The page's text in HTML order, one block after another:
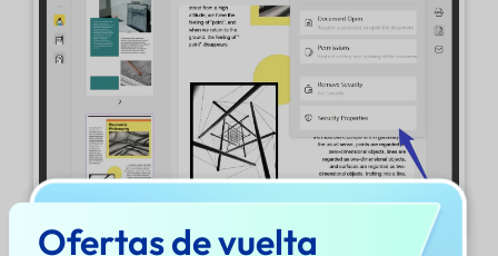
Ofertas de vuelta